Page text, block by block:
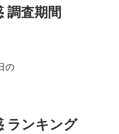
調査期間
の
ランキング